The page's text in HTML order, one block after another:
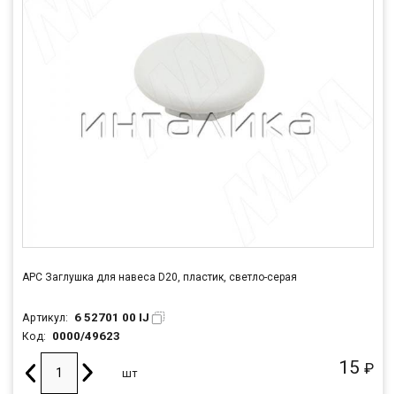
APC Заглушка для навеса D20, пластик, светло-серая
Артикул: 6 52701 00 IJ
Код: 0000/49623
15 ₽
шт